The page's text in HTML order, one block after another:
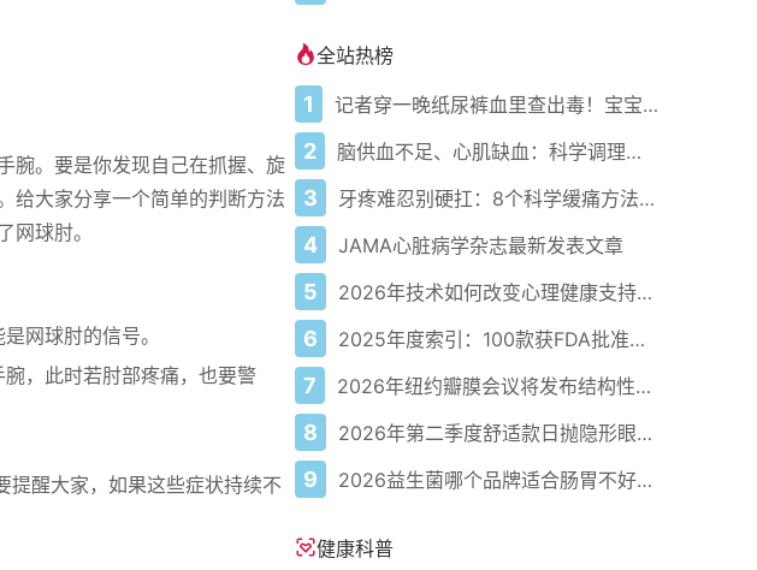
腕。要是你发现自己在抓握、旋
给大家分享一个简单的判断方法
球肘。
网球肘的信号。
，此时若肘部疼痛，也要警
提醒大家，如果这些症状持续不
全站热榜
1 记者穿一晚纸尿裤血里查出毒！宝宝血液浓度竟是成人的5倍？
2 脑供血不足、心肌缺血：科学调理全攻略
3 牙疼难忍别硬扛：8个科学缓痛方法收好
4 JAMA心脏病学杂志最新发表文章
5 2026年技术如何改变心理健康支持的获取方式
6 2025年度索引：100款获FDA批准的AI驱动医疗设备
7 2026年纽约瓣膜会议将发布结构性心脏病最新研究成果
8 2026年第二季度舒适款日抛隐形眼镜推荐，优瞳主打长效佩戴体验
9 2026益生菌哪个品牌适合肠胃不好的人，常年饱受肠胃病痛看过来，梳理实用十大品牌
健康科普